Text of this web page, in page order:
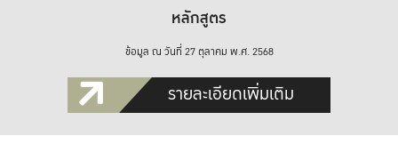
หลักสูตร
ข้อมูล ณ วันที่ 27 ตุลาคม พ.ศ. 2568
รายละเอียดเพิ่มเติม